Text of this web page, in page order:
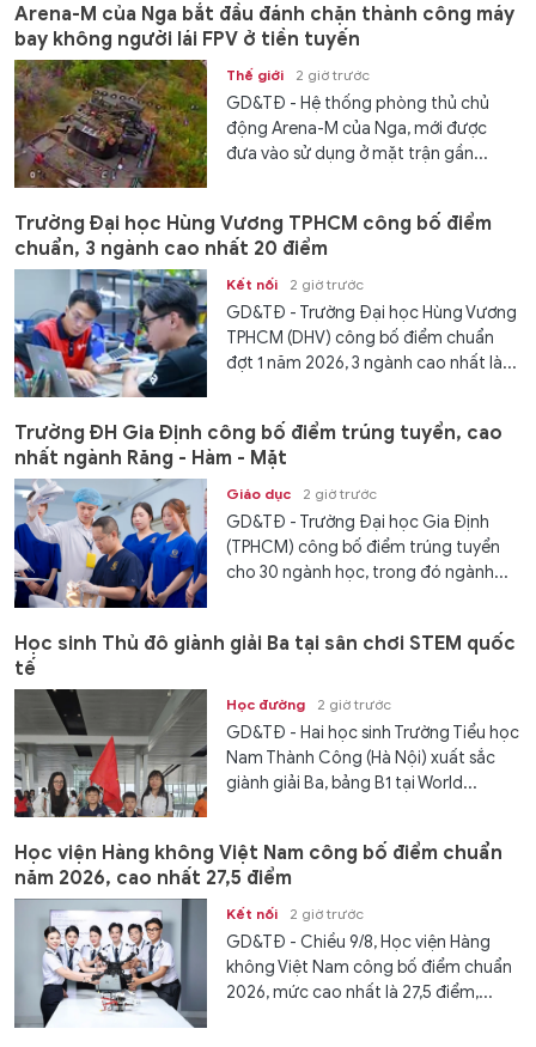
Arena-M của Nga bắt đầu đánh chặn thành công máy
bay không người lái FPV ở tiền tuyến
Thế giới 2 giờ trước
GD&TĐ - Hệ thống phòng thủ chủ
động Arena-M của Nga, mới được
đưa vào sử dụng ở mặt trận gần...
Trường Đại học Hùng Vương TPHCM công bố điểm
chuẩn, 3 ngành cao nhất 20 điểm
Kết nối 2 giờ trước
GD&TĐ - Trường Đại học Hùng Vương
TPHCM (DHV) công bố điểm chuẩn
đợt 1 năm 2026, 3 ngành cao nhất là...
Trường ĐH Gia Định công bố điểm trúng tuyển, cao
nhất ngành Răng - Hàm - Mặt
Giáo dục 2 giờ trước
GD&TĐ - Trường Đại học Gia Định
(TPHCM) công bố điểm trúng tuyển
cho 30 ngành học, trong đó ngành...
Học sinh Thủ đô giành giải Ba tại sân chơi STEM quốc
tế
Học đường 2 giờ trước
GD&TĐ - Hai học sinh Trường Tiểu học
Nam Thành Công (Hà Nội) xuất sắc
giành giải Ba, bảng B1 tại World...
Học viện Hàng không Việt Nam công bố điểm chuẩn
năm 2026, cao nhất 27,5 điểm
Kết nối 2 giờ trước
GD&TĐ - Chiều 9/8, Học viện Hàng
không Việt Nam công bố điểm chuẩn
2026, mức cao nhất là 27,5 điểm,...